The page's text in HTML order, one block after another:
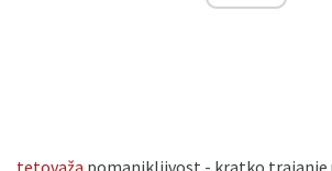
tetovaža pomanjkljivost - kratko trajanje